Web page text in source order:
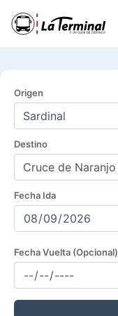
Origen
Destino
Fecha Ida
Fecha Vuelta (Opcional)